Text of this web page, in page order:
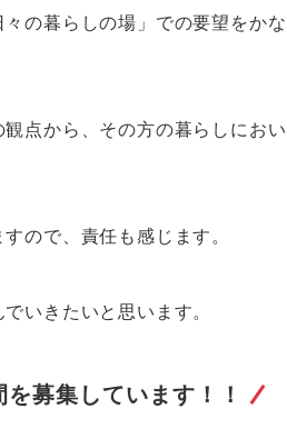
の暮らしの場」での要望をか
点から、その方の暮らしにお
ので、責任も感じます。
いきたいと思います。
募集しています！！